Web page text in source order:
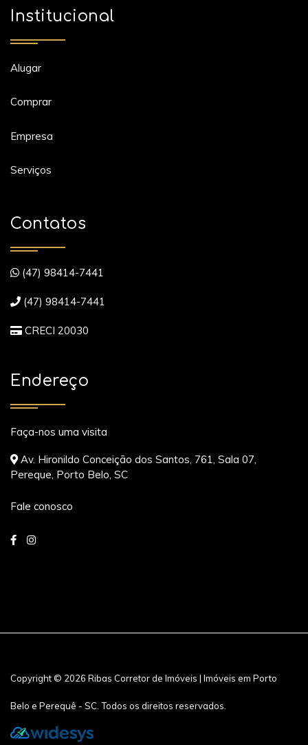
Institucional
Alugar
Comprar
Empresa
Serviços
Contatos
(47) 98414-7441
(47) 98414-7441
CRECI 20030
Endereço
Faça-nos uma visita
Av. Hironildo Conceição dos Santos, 761, Sala 07,
Pereque, Porto Belo, SC
Fale conosco
Copyright © 2026 Ribas Corretor de Imóveis | Imóveis em Porto
Belo e Perequê - SC. Todos os direitos reservados.